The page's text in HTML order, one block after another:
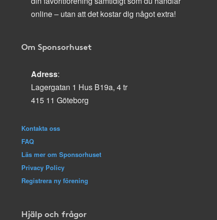
online – utan att det kostar dig något extra!
Om Sponsorhuset
Adress:
Lagergatan 1 Hus B19a, 4 tr
415 11 Göteborg
Kontakta oss
FAQ
Läs mer om Sponsorhuset
Privacy Policy
Registrera ny förening
Hjälp och frågor